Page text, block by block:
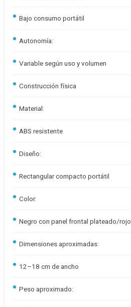
Bajo consumo portátil
Autonomía:
Variable según uso y volumen
Construcción física
Material:
ABS resistente
Diseño:
Rectangular compacto portátil
Color:
Negro con panel frontal plateado/rojo
Dimensiones aproximadas:
12–18 cm de ancho
Peso aproximado: